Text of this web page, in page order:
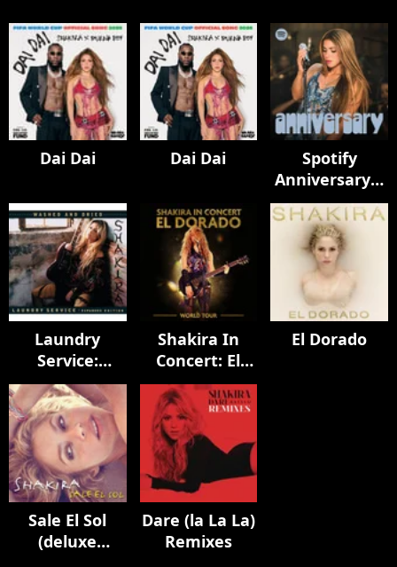
Dai Dai Dai Dai
Spotify
Anniversary |
Oral Fixation
(20th) and Pies
Descalzos
(30th) LIVE
Laundry
Service:
Washed and
Dried
(Expanded
Edition)
Shakira In
Concert: El
Dorado World
Tour
El Dorado
Sale El Sol
(deluxe
Dare (la La La)
Remixes